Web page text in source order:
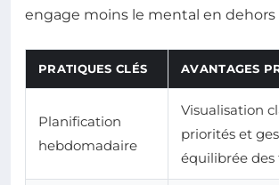
engage moins le mental en dehors
PRATIQUES CLÉS AVANTAGES
Planification
hebdomadaire
Visualisation
priorités et
équilibrée des